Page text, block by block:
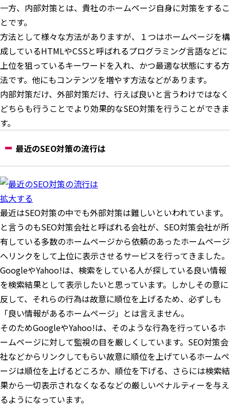
一方、内部対策とは、貴社のホームページ自身に対策をするこ
とです。
方法として様々な方法がありますが、１つはホームページを構
成しているHTMLやCSSと呼ばれるプログラミング言語などに
上位を狙っているキーワードを入れ、かつ最適な状態にする方
法です。他にもコンテンツを増やす方法などがあります。
内部対策だけ、外部対策だけ、行えば良いと言うわけではなく
どちらも行うことでより効果的なSEO対策を行うことができま
す。
最近のSEO対策の流行は
拡大する
最近はSEO対策の中でも外部対策は難しいといわれています。
と言うのもSEO対策会社と呼ばれる会社が、SEO対策会社が所
有している多数のホームページから依頼のあったホームページ
へリンクをして上位に表示させるサービスを行ってきました。
GoogleやYahoo!は、検索をしている人が探している良い情報
を検索結果として表示したいと思っています。しかしその意に
反して、それらの行為は故意に順位を上げるため、必ずしも
「良い情報があるホームページ」とは言えません。
そのためGoogleやYahoo!は、そのような行為を行っているホ
ームページに対して監視の目を厳しくしています。SEO対策会
社などからリンクしてもらい故意に順位を上げているホームペ
ージは順位を上げるどころか、順位を下げる、さらには検索結
果から一切表示されなくなるなどの厳しいペナルティーを与え
るようになっています。